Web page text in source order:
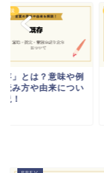
意味
存」とは？意味や例
読み方や由来につい
！